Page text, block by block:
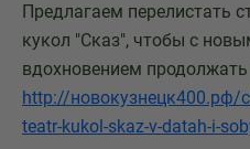
Предлагаем перелистать
кукол "Сказ", чтобы с
вдохновением
http://новокузнецк400.рф/
teatr-kukol-skaz-v-datah-i-